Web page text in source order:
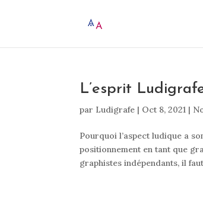
L’esprit
par Ludigrafe | Oct 8, 2021 |
Pourquoi l’aspect ludique a
positionnement en tant que
graphistes indépendants, il